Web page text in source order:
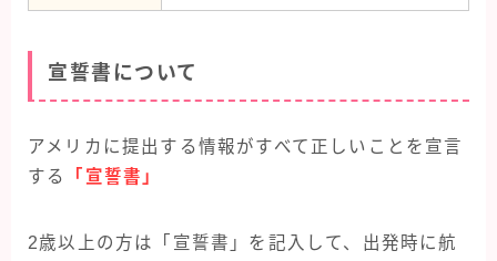
宣誓書について
アメリカに提出する情報がすべて正しいことを宣言
する
「宣誓書」
2歳以上の方は「宣誓書」を記入して、出発時に航